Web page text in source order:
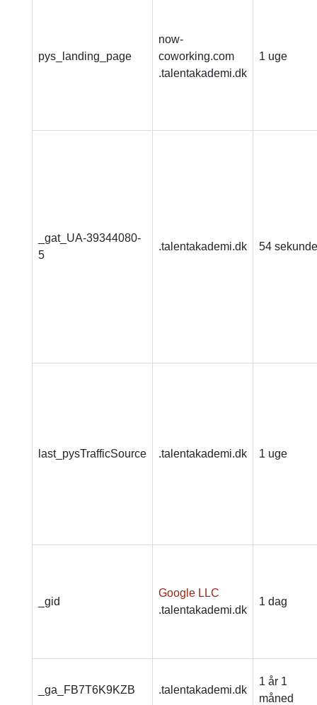
pys_landing_page
now-
coworking.com
.talentakademi.dk
1 uge
_gat_UA-39344080-
5
.talentakademi.dk 54
last_pysTrafficSource .talentakademi.dk 1 uge
_gid
Google LLC
.talentakademi.dk
1 dag
_ga_FB7T6K9KZB .talentakademi.dk
1 år 1
måned